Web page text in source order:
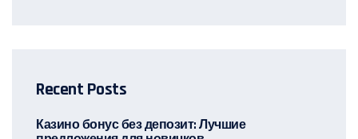
Recent Posts
Казино бонус без депозит: Лучшие